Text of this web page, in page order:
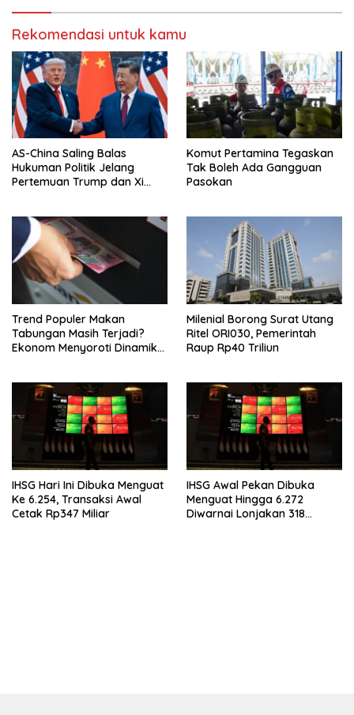
Rekomendasi untuk kamu
AS-China Saling Balas
Hukuman Politik Jelang
Pertemuan Trump dan Xi
Komut Pertamina Tegaskan
Tak Boleh Ada Gangguan
Pasokan
Trend Populer Makan
Tabungan Masih Terjadi?
Ekonom Menyoroti Dinamika
Milenial Borong Surat Utang
Ritel ORI030, Pemerintah
Raup Rp40 Triliun
IHSG Hari Ini Dibuka Menguat
Ke 6.254, Transaksi Awal
Cetak Rp347 Miliar
IHSG Awal Pekan Dibuka
Menguat Hingga 6.272
Diwarnai Lonjakan 318